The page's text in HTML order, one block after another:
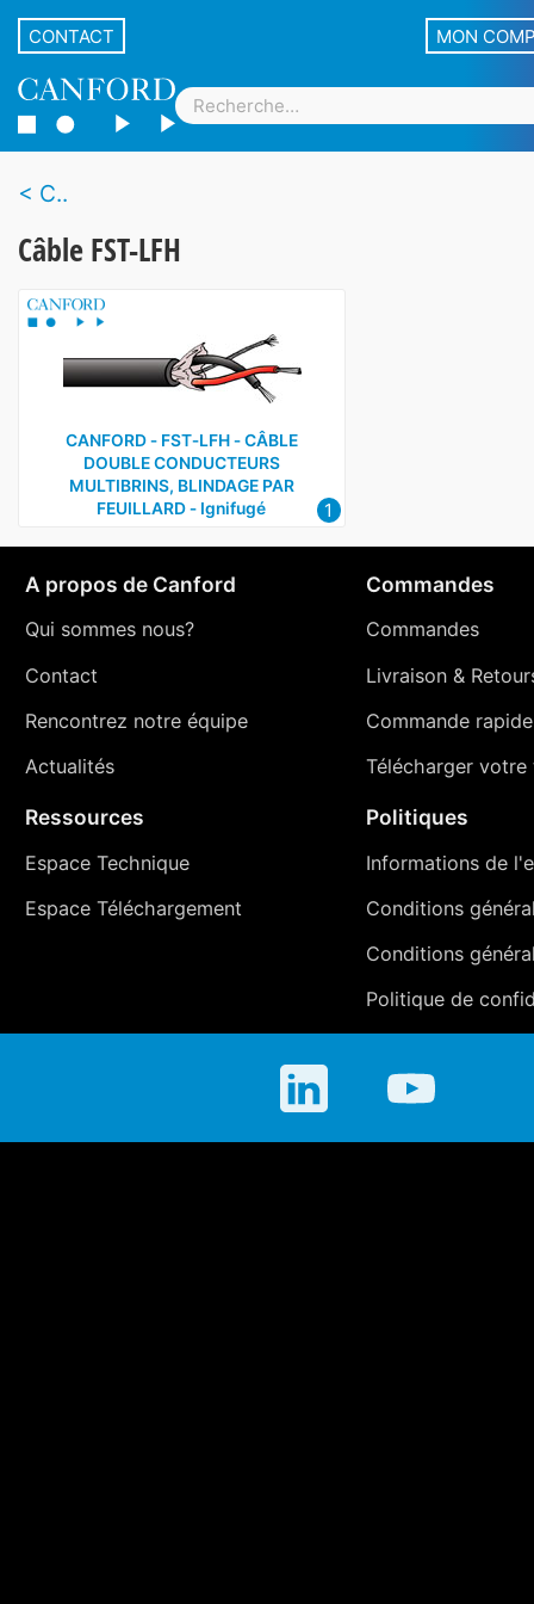
CONTACT MON
C..
Câble FST-LFH
CANFORD ‑ FST‑LFH ‑ CÂBLE
DOUBLE CONDUCTEURS
MULTIBRINS, BLINDAGE PAR
FEUILLARD ‑ Ignifugé
1
A propos de Canford
Qui sommes nous?
Contact
Rencontrez notre équipe
Actualités
Commandes
Commandes
Livraison&
Commande rapide
Télécharger votre
Ressources
Espace Technique
Espace Téléchargement
Politiques
Informations de
Conditions
Conditions
Politique de